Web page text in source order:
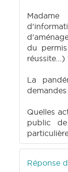
du
réussite…)
La
Quelles
public
Réponse